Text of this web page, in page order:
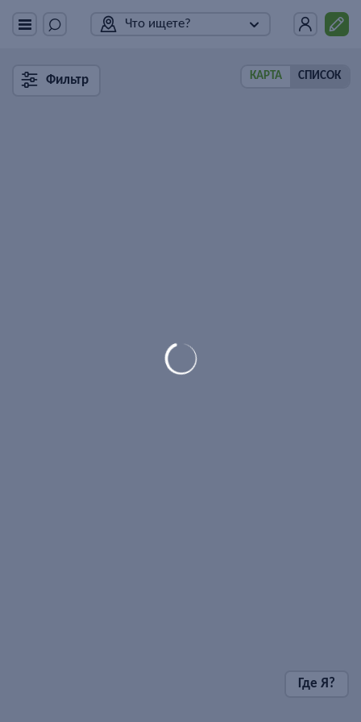
Что ищете?
Где Я?
Фильтр КАРТА СПИСОК